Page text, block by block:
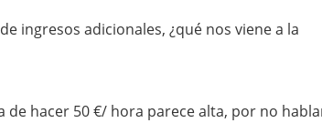
ingresos adicionales, ¿qué nos viene a la
hacer 50 €/ hora parece alta, por no